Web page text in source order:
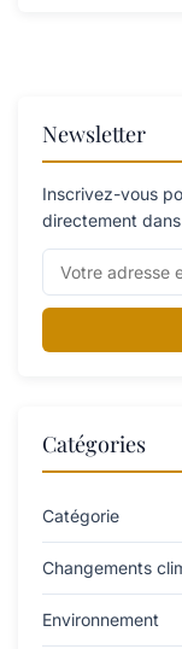
Newsletter
Inscrivez-vous
directement
Catégories
Catégorie
Changements
Environnement